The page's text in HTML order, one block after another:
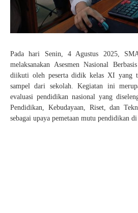
BASKET
FUTSAL
Pada hari Senin, 4 Agustus 2025,
melaksanakan Asesmen Nasional
diikuti oleh peserta didik kelas XI yang
sampel dari sekolah. Kegiatan ini
evaluasi pendidikan nasional yang
Pendidikan, Kebudayaan, Riset, dan
sebagai upaya pemetaan mutu pendidikan